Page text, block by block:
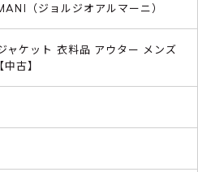
（ジョルジオアルマーニ）
ャケット 衣料品 アウター メンズ
古】